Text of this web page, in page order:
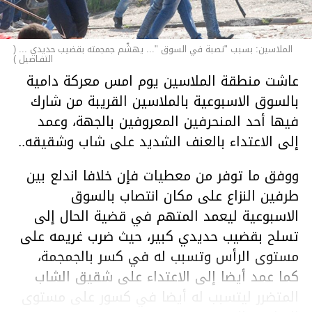
الملاسين: بسبب "نصبة في السوق "... يهشّم جمجمته بقضيب حديدي ... (
التفـاصيل )
عاشت منطقة الملاسين يوم امس معركة دامية
بالسوق الاسبوعية بالملاسين القريبة من شارك
فيها أحد المنحرفين المعروفين بالجهة، وعمد
إلى الاعتداء بالعنف الشديد على شاب وشقيقه..
ووفق ما توفر من معطيات فإن خلافا اندلع بين
طرفين النزاع على مكان انتصاب بالسوق
الاسبوعية ليعمد المتهم في قضية الحال إلى
تسلح بقضيب حديدي كبير، حيث ضرب غريمه على
مستوى الرأس وتسبب له في كسر بالجمجمة،
كما عمد أيضا إلى الاعتداء على شقيق الشاب
المتضرر ليتسبب له أيضا في كسور على مستوى